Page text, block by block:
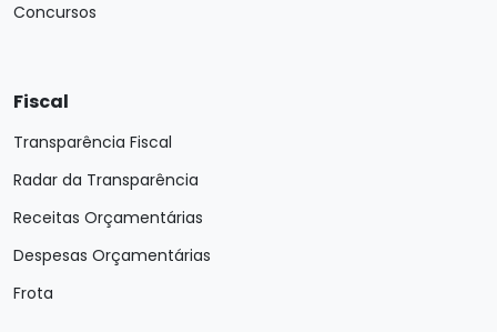
Concursos
Fiscal
Transparência Fiscal
Radar da Transparência
Receitas Orçamentárias
Despesas Orçamentárias
Frota